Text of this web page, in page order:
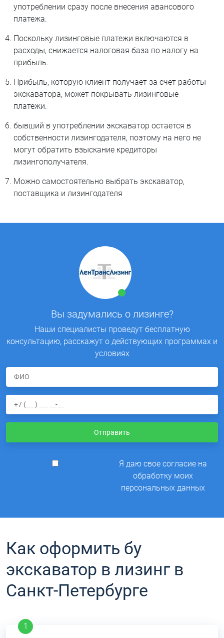
употреблении сразу после внесения авансового
платежа.
Поскольку лизинговые платежи включаются в
расходы, снижается налоговая база по налогу на
прибыль.
Прибыль, которую клиент получает за счет работы
экскаватора, может покрывать лизинговые
платежи.
бывший в употреблении экскаватор остается в
собственности лизингодателя, поэтому на него не
могут обратить взыскание кредиторы
лизингополучателя.
Можно самостоятельно выбрать экскаватор,
поставщика и лизингодателя
Вы задумались о лизинге?
Наши специалисты проведут бесплатную
консультацию, расскажут о действующих программах и
условиях
Отправить
Я даю свое согласие на
обработку моих
персональных данных
Как оформить бу
экскаватор в лизинг в
Санкт-Петербурге